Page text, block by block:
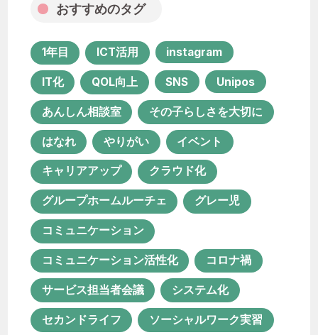
サービス担当者会議 システム化
セカンドライフ
ソーシャルワーク実習 チーム支援
プロジェクト ポコ・ア・ポコ
ユニポス リハビリテーション
リファラル採用
ルーチェ グループホーム
ルーチェの日常 ロボット導入
ロボット活用 世話人 事業所
人事ツール 人事考課制度
おすすめのタグ
1年目 ICT活用 instagram
IT化 QOL向上 SNS Unipos
あんしん相談室 その子らしさを大切に
はなれ やりがい イベント
キャリアアップ クラウド化
グループホームルーチェ グレー児
コミュニケーション
コミュニケーション活性化 コロナ禍
サービス担当者会議 システム化
セカンドライフ ソーシャルワーク実習